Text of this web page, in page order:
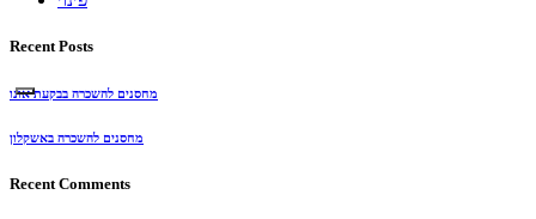
Recent Posts
מחסנים להשכרה בבקעת אונו
מחסנים להשכרה באשקלון
Recent Comments